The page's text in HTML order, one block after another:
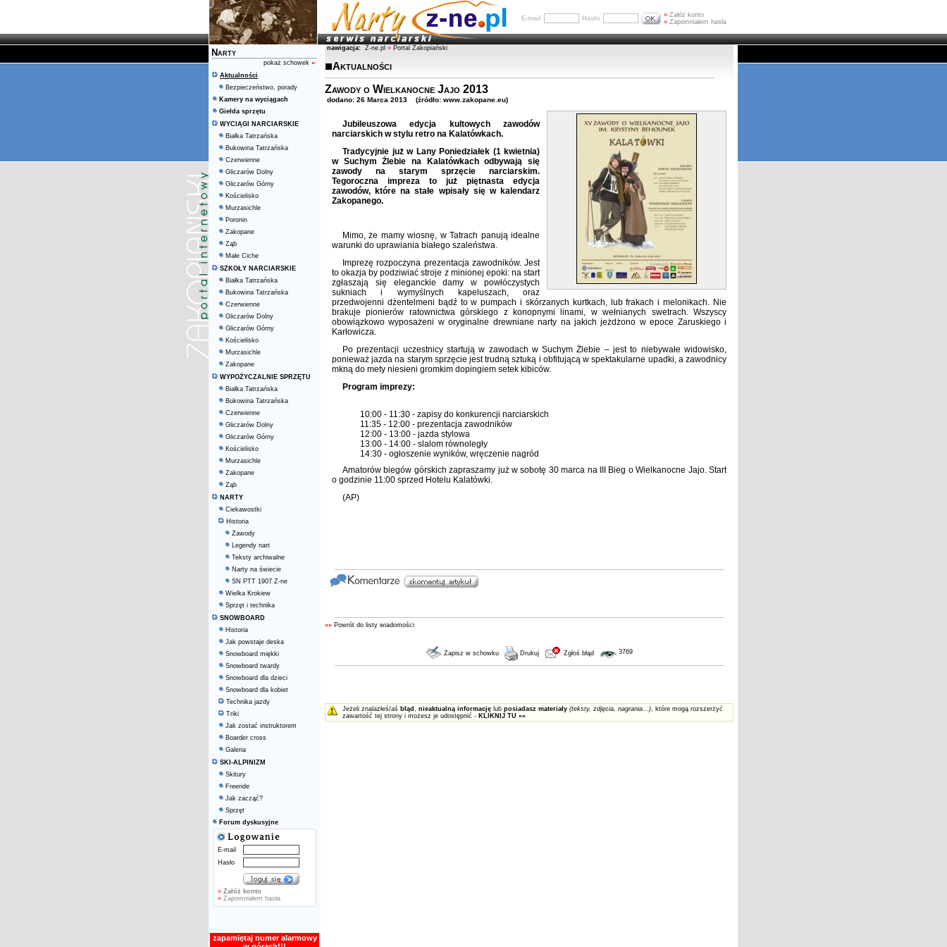
E-mail Hasło » Załóż konto
» Zapomniałem hasła
Narty
pokaż schowek »
Aktualności
Bezpieczeństwo, porady
Kamery na wyciągach
Giełda sprzętu
WYCIĄGI NARCIARSKIE
Białka Tatrzańska
Bukowina Tatrzańska
Czerwienne
Gliczarów Dolny
Gliczarów Górny
Kościelisko
Murzasichle
Poronin
Zakopane
Ząb
Małe Ciche
SZKOŁY NARCIARSKIE
Białka Tatrzańska
Bukowina Tatrzańska
Czerwienne
Gliczarów Dolny
Gliczarów Górny
Kościelisko
Murzasichle
Zakopane
WYPOŻYCZALNIE SPRZĘTU
Białka Tatrzańska
Bukowina Tatrzańska
Czerwienne
Gliczarów Dolny
Gliczarów Górny
Kościelisko
Murzasichle
Zakopane
Ząb
NARTY
Ciekawostki
Historia
Zawody
Legendy nart
Teksty archiwalne
Narty na świecie
SN PTT 1907 Z-ne
Wielka Krokiew
Sprzęt i technika
SNOWBOARD
Historia
Jak powstaje deska
Snowboard miękki
Snowboard twardy
Snowboard dla dzieci
Snowboard dla kobiet
Technika jazdy
Triki
Jak zostać instruktorem
Boarder cross
Galeria
SKI-ALPINIZM
Skitury
Freeride
Jak zacząć?
Sprzęt
Forum dyskusyjne
E-mail
Hasło
» Załóż konto
»Zapomniałem hasła
zapamiętaj numer alarmowy
nawigacja: Z-ne.pl » Portal Zakopiański
Aktualności
Zawody o Wielkanocne Jajo 2013
dodano: 26 Marca 2013 (źródło: www.zakopane.eu)
Jubileuszowa edycja kultowych zawodów
narciarskich w stylu retro na Kalatówkach.
Tradycyjnie już w Lany Poniedziałek (1 kwietnia)
w Suchym Żlebie na Kalatówkach odbywają się
zawody na starym sprzęcie narciarskim.
Tegoroczna impreza to już piętnasta edycja
zawodów, które na stałe wpisały się w kalendarz
Zakopanego.
Mimo, że mamy wiosnę, w Tatrach panują idealne
warunki do uprawiania białego szaleństwa.
Imprezę rozpoczyna prezentacja zawodników. Jest
to okazja by podziwiać stroje z minionej epoki: na start
zgłaszają się eleganckie damy w powłóczystych
sukniach i wymyślnych kapeluszach, oraz
przedwojenni dżentelmeni bądź to w pumpach i skórzanych kurtkach, lub frakach i melonikach. Nie
brakuje pionierów ratownictwa górskiego z konopnymi linami, w wełnianych swetrach. Wszyscy
obowiązkowo wyposażeni w oryginalne drewniane narty na jakich jeżdżono w epoce Zaruskiego i
Karłowicza.
Po prezentacji uczestnicy startują w zawodach w Suchym Żlebie – jest to niebywałe widowisko,
ponieważ jazda na starym sprzęcie jest trudną sztuką i obfitującą w spektakularne upadki, a zawodnicy
mkną do mety niesieni gromkim dopingiem setek kibiców.
Program imprezy:
10:00 - 11:30 - zapisy do konkurencji narciarskich
11:35 - 12:00 - prezentacja zawodników
12:00 - 13:00 - jazda stylowa
13:00 - 14:00 - slalom równoległy
14:30 - ogłoszenie wyników, wręczenie nagród
Amatorów biegów górskich zapraszamy już w sobotę 30 marca na III Bieg o Wielkanocne Jajo. Start
o godzinie 11:00 sprzed Hotelu Kalatówki.
(AP)
«« Powrót do listy wiadomości
Zapisz w schowku Drukuj Zgłoś błąd 3769
Jeżeli znalazłeś/aś błąd , nieaktualną informację lub posiadasz materiały (teksty, zdjęcia, nagrania...), które mogą rozszerzyć
zawartość tej strony i możesz je udostępnić - KLIKNIJ TU »»